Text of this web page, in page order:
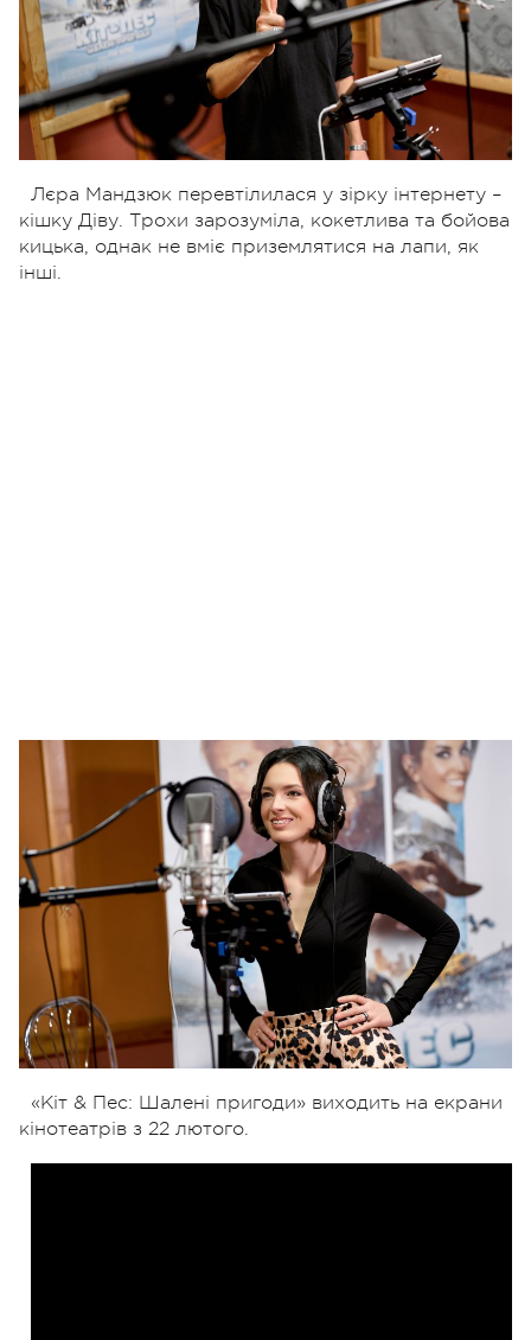
Лєра Мандзюк перевтілилася у зірку інтернету –
кішку Діву. Трохи зарозуміла, кокетлива та бойова
кицька, однак не вміє приземлятися на лапи, як
інші.
«Кіт & Пес: Шалені пригоди» виходить на екрани
кінотеатрів з 22 лютого.